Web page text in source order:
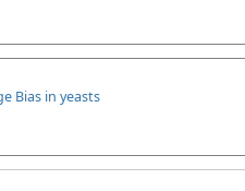
Bias in yeasts